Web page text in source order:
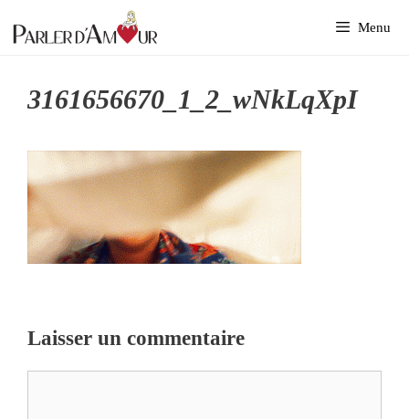
au
Menu
3161656670_1_2_wNkLqXpI
Laisser un commentaire